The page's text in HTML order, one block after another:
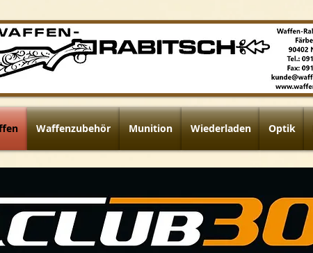
Waffenzubehör Munition Wiederladen Optik